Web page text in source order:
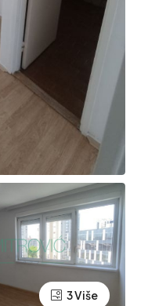
3 Više